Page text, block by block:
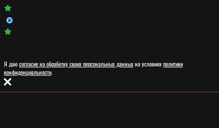
Я даюсогласие на обработку своих персональных данныхна условияхполитики
конфиденциальности.